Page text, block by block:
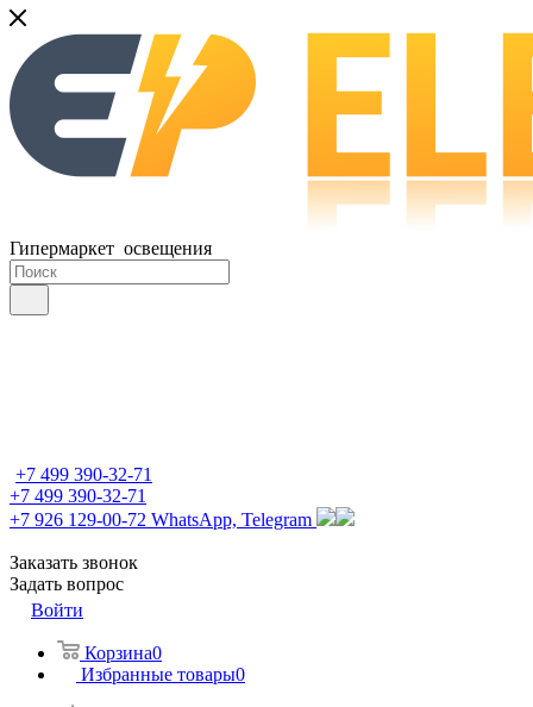
Гипермаркет освещения
+7 499 390-32-71
+7 499 390-32-71
+7 926 129-00-72 WhatsApp, Telegram
Заказать звонок
Задать вопрос
Войти
Корзина0
Избранные товары0